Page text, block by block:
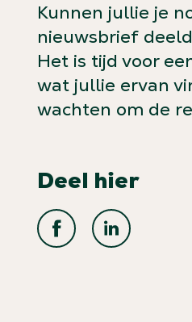
Kunnen jullie je
nieuwsbrief
Het is tijd voor
wat jullie ervan
wachten om de
Deel hier